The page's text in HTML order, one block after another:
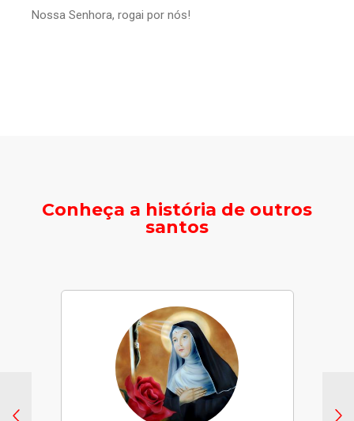
Nossa Senhora, rogai por nós!
Conheça a história de outros
santos